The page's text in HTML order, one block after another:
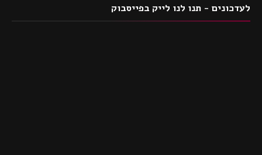
לעדכונים - תנו לנו לייק בפייסבוק